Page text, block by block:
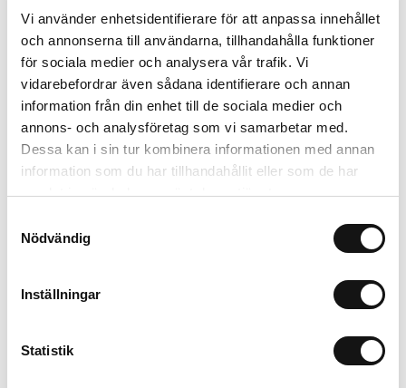
Vi använder enhetsidentifierare för att anpassa innehållet
och annonserna till användarna, tillhandahålla funktioner
för sociala medier och analysera vår trafik. Vi
vidarebefordrar även sådana identifierare och annan
information från din enhet till de sociala medier och
annons- och analysföretag som vi samarbetar med.
Dessa kan i sin tur kombinera informationen med annan
information som du har tillhandahållit eller som de har
samlat in när du har använt deras tjänster.
Nödvändig
Inställningar
Statistik
Połącz z
Limited Edition
MagSafe Fit
Magsafe Compatible
New in